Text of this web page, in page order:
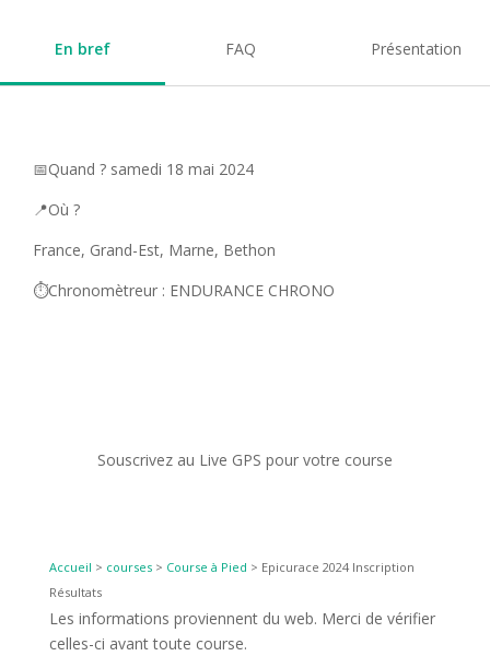
En bref FAQ Présentation
📅Quand ? samedi 18 mai 2024
📍Où ?
France, Grand-Est, Marne, Bethon
⏱️Chronomètreur : ENDURANCE CHRONO
Souscrivez au Live GPS pour votre course
Accueil > courses> Course à Pied > Epicurace 2024 Inscription
Résultats
Les informations proviennent du web. Merci de vérifier
celles-ci avant toute course.